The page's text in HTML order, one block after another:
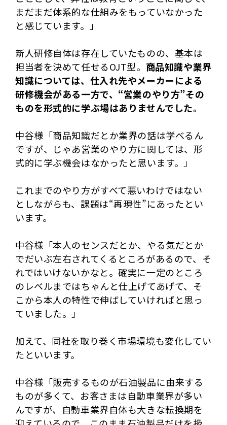
まだまだ体系的な仕組みをもっていなかった
と感じています。」
新人研修自体は存在していたものの、基本は
担当者を決めて任せるOJT型。 商品知識や業界
知識については、仕入れ先やメーカーによる
研修機会がある一方で、“営業のやり方”その
ものを形式的に学ぶ場はありませんでした。
中谷様「商品知識だとか業界の話は学べるん
ですが、じゃあ営業のやり方に関しては、形
式的に学ぶ機会はなかったと思います。」
これまでのやり方がすべて悪いわけではない
としながらも、課題は“再現性”にあったとい
います。
中谷様「本人のセンスだとか、やる気だとか
でだいぶ左右されてくるところがあるので、そ
れではいけないかなと。確実に一定のところ
のレベルまではちゃんと仕上げてあげて、そ
こから本人の特性で伸ばしていければと思っ
ていました。」
加えて、同社を取り巻く市場環境も変化してい
たといいます。
中谷様「販売するものが石油製品に由来する
ものが多くて、お客さまは自動車業界が多い
んですが、自動車業界自体も大きな転換期を